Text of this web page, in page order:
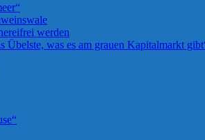
werden
was es am grauen Kapitalmarkt